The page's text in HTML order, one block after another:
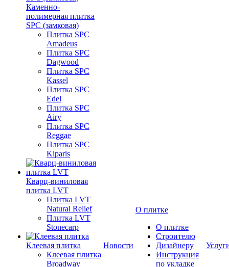
Каменно-
полимерная плитка
SPC (замковая)
Плитка SPC
Amadeus
Плитка SPC
Dagwood
Плитка SPC
Kassel
Плитка SPC
Edel
Плитка SPC
Airy
Плитка SPC
Reggae
Плитка SPC
Kiparis
Кварц-виниловая
плитка LVT
Плитка LVT
Natural Relief
Плитка LVT
Stonecarp
Клеевая плитка
Клеевая плитка
Broadway
Новости
О плитке
О плитке
Строителю
Дизайнеру
Инструкция
по укладке